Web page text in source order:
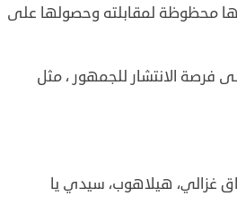
محظوظة لمقابلته وحصولها على
فرصة الانتشار للجمهور ، مثل
غزالي، هيلاهوب، سيدي يا